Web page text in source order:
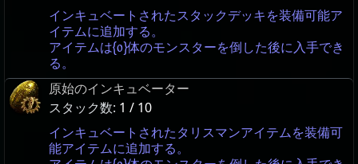
インキュベートされたスタックデッキを装備可能ア
イテムに追加する。
アイテムは{0}体のモンスターを倒した後に入手でき
る。
原始のインキュベーター
スタック数: 1 / 10
インキュベートされたタリスマンアイテムを装備可
能アイテムに追加する。